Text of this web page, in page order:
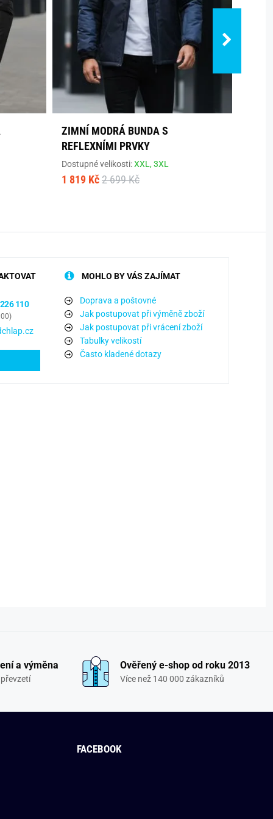
ZIMNÍ MODRÁ BUNDA S
REFLEXNÍMI PRVKY
Dostupné velikosti:XXL,3XL
1 819 Kč 2 699 Kč
110
MOHLO BY VÁS ZAJÍMAT
Doprava a poštovné
Jak postupovat při výměně zboží
Jak postupovat při vrácení zboží
Tabulky velikostí
Často kladené dotazy
a výměna Ověřený e-shop od roku 2013
Více než 140 000 zákazníků
FACEBOOK